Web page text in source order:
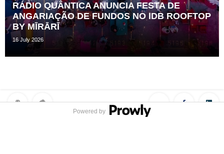
RÁDIO QUÂNTICA ANUNCIA FESTA DE
ANGARIAÇÃO DE FUNDOS NO IDB ROOFTOP
BY MĪRĀRĪ
16 July 2026
Powered by